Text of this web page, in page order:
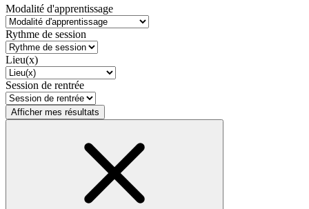
Modalité d'apprentissage
Rythme de session
Lieu(x)
Session de rentrée
Afficher mes résultats